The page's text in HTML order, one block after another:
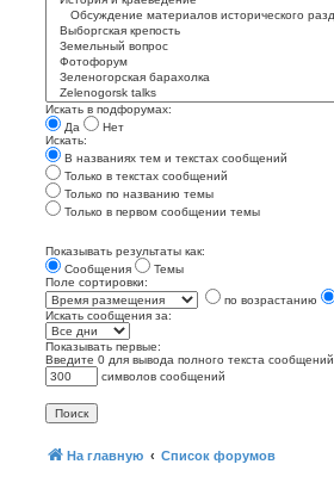
Искать в подфорумах:
Да
Нет
Искать:
В названиях тем и текстах сообщений
Только в текстах сообщений
Только по названию темы
Только в первом сообщении темы
Показывать результаты как:
Сообщения
Темы
Поле сортировки:
по возрастанию
Искать сообщения за:
Показывать первые:
Введите 0 для вывода полного текста сообщений.
символов сообщений
На главную Список форумов